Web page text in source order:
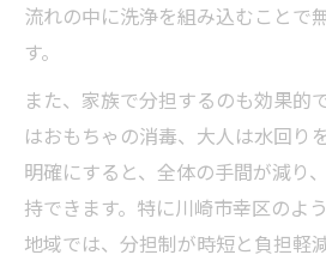
洗浄で衛生環境を簡単
洗浄のコツで衛生レ
衛生面で役立つ洗浄
洗浄を徹底して快適な
流れの中に洗浄を組み込むことで
す。
また、家族で分担するのも効果的
はおもちゃの消毒、大人は水回り
明確にすると、全体の手間が減り
持できます。特に川崎市幸区のよ
地域では、分担制が時短と負担軽